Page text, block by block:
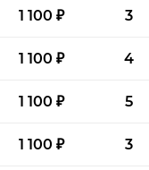
1 100 ₽ 3
1 100 ₽ 4
1 100 ₽ 5
1 100 ₽ 3